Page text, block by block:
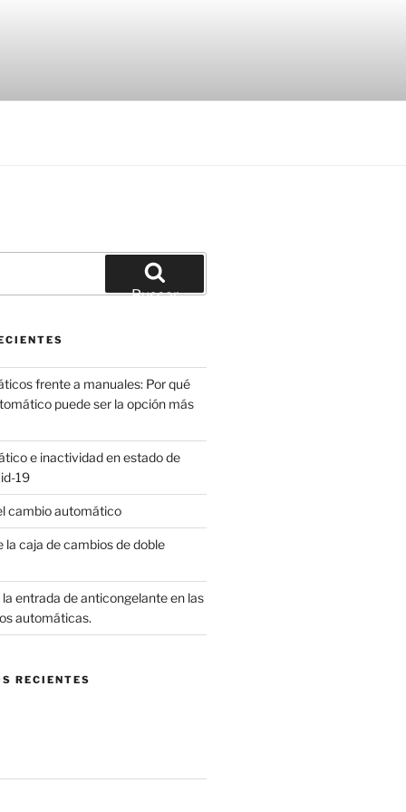
Buscar
frente a manuales: Por qué
puede ser la opción más
e inactividad en estado de
19
cambio automático
la caja de cambios de doble
entrada de anticongelante en las
automáticas.
RECIENTES